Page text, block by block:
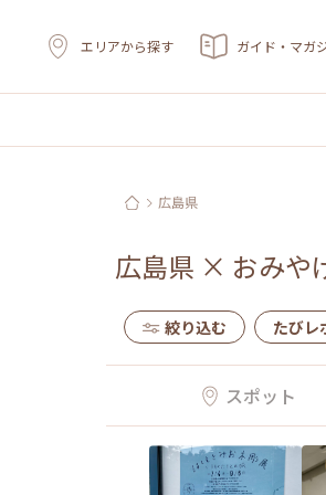
エリアから探す ガイド・マガ
広島県
広島県 × おみや
絞り込む たびレ
スポット